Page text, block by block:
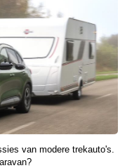
van modere trekauto's.